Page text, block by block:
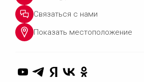
Связаться с нами
Показать местоположение